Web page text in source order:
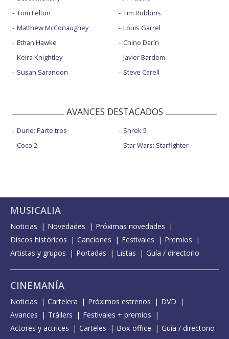
Tom Felton
Matthew McConaughey
Ethan Hawke
Keira Knightley
Susan Sarandon
Tim Robbins
Louis Garrel
Chino Darín
Javier Bardem
Steve Carell
AVANCES DESTACADOS
Dune: Parte tres
Coco 2
Shrek 5
Star Wars: Starfighter
MUSICALIA
Noticias Novedades
Próximas novedades
Discos históricos
Canciones Festivales
Premios
Artistas y grupos
Portadas Listas Guía / directorio
CINEMANÍA
Noticias Cartelera Próximos estrenos
DVD
Avances
Tráilers
Festivales + premios
Actores y actrices
Carteles Box-office Guía / directorio